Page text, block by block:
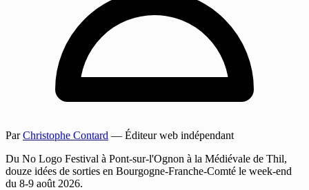
ParChristophe Contard — Éditeur web indépendant
Du No Logo Festival à Pont-sur-l'Ognon à la Médiévale de Thil,
douze idées de sorties en Bourgogne-Franche-Comté le week-end
du 8-9 août 2026.